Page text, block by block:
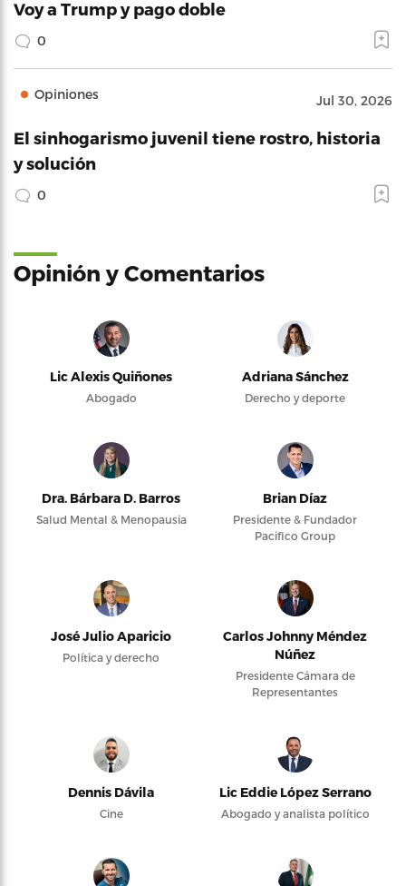
Voy a Trump y pago doble
0
Opiniones Jul 30, 2026
El sinhogarismo juvenil tiene rostro, historia
y solución
0
Opinión y Comentarios
Lic Alexis Quiñones
Abogado
Adriana Sánchez
Derecho y deporte
Dra. Bárbara D. Barros
Salud Mental & Menopausia
Brian Díaz
Presidente & Fundador
Pacifico Group
José Julio Aparicio
Política y derecho
Carlos Johnny Méndez
Núñez
Presidente Cámara de
Representantes
Dennis Dávila
Cine
Lic Eddie López Serrano
Abogado y analista político